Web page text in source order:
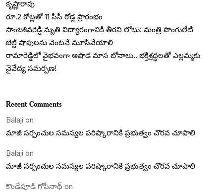
కృష్ణారావు
రూ.2 కోట్లతో 11 సీసీ రోడ్ల ప్రారంభం
సాంబశివరెడ్డి మృతి విద్యారంగానికి తీరని లోటు: మంత్రి పొంగులేటి
బెల్ట్‌ షాపులను వెంటనే మూసివేయాలి
రామారెడ్డిలో వైభవంగా ఆషాడ మాస బోనాలు.. భక్తిశ్రద్ధలతో ఎల్లమ్మకు
నైవేద్య సమర్పణ!
Recent Comments
Balaji on
మాజీ సర్పంచుల సమస్యల పరిష్కారానికి ప్రభుత్వం చొరవ చూపాలి
Balaji on
మాజీ సర్పంచుల సమస్యల పరిష్కారానికి ప్రభుత్వం చొరవ చూపాలి
కొండేపూడి గోపీనాథ్ on